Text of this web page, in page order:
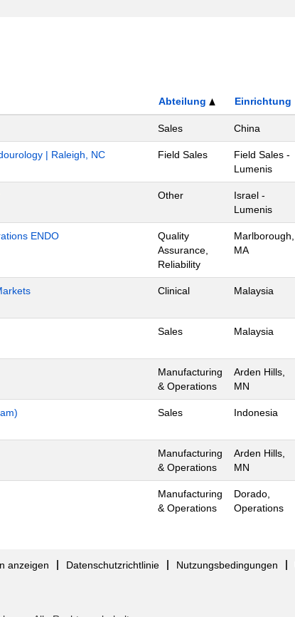
Abteilung Einrichtung
Sales China
| Raleigh, NC Field Sales
Field Sales -
Lumenis
Other
Israel -
Lumenis
ENDO
Quality
Assurance,
Reliability
Marlborough,
MA
Clinical Malaysia
Sales Malaysia
Manufacturing
& Operations
Arden Hills,
MN
Sales Indonesia
Manufacturing
& Operations
Arden Hills,
MN
Manufacturing
& Operations
Dorado,
Operations
anzeigen Datenschutzrichtlinie Nutzungsbedingungen